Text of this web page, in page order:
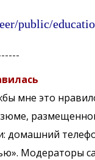
public/
мне это
домашний
Модераторы